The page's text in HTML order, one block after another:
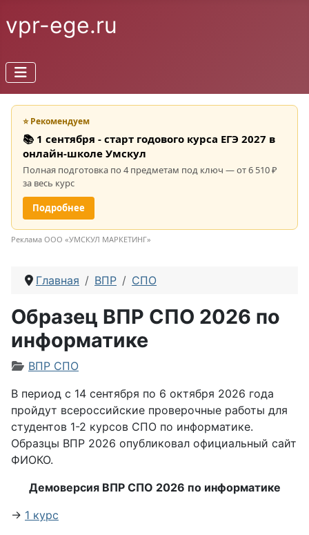
vpr-ege.ru
⭐ Рекомендуем
📚 1 сентября - старт годового курса ЕГЭ 2027 в
онлайн-школе Умскул
Полная подготовка по 4 предметам под ключ — от 6 510 ₽
за весь курс
Подробнее
Реклама ООО «УМСКУЛ МАРКЕТИНГ»
Главная ВПР СПО
Образец ВПР СПО 2026 по
информатике
Информация о материале
ВПР СПО
В период с 14 сентября по 6 октября 2026 года
пройдут всероссийские проверочные работы для
студентов 1-2 курсов СПО по информатике.
Образцы ВПР 2026 опубликовал официальный сайт
ФИОКО.
Демоверсия ВПР СПО 2026 по информатике
→ 1 курс